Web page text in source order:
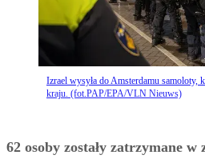
Izrael wysyła do Amsterdamu
kraju. (fot.PAP/EPA/VLN Nieuws)
62 osoby zostały zatrzymane